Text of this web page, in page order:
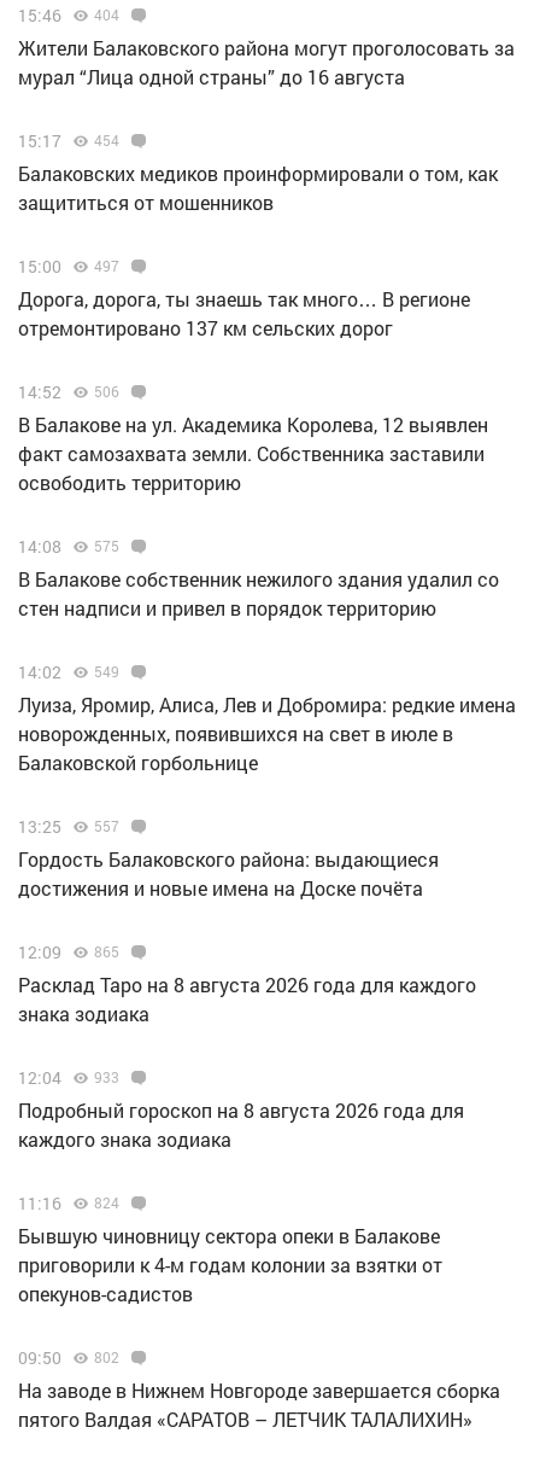
15:46 404
Жители Балаковского района могут проголосовать за
мурал “Лица одной страны” до 16 августа
15:17 454
Балаковских медиков проинформировали о том, как
защититься от мошенников
15:00 497
Дорога, дорога, ты знаешь так много… В регионе
отремонтировано 137 км сельских дорог
14:52 506
В Балакове на ул. Академика Королева, 12 выявлен
факт самозахвата земли. Собственника заставили
освободить территорию
14:08 575
В Балакове собственник нежилого здания удалил со
стен надписи и привел в порядок территорию
14:02 549
Луиза, Яромир, Алиса, Лев и Добромира: редкие имена
новорожденных, появившихся на свет в июле в
Балаковской горбольнице
13:25 557
Гордость Балаковского района: выдающиеся
достижения и новые имена на Доске почёта
12:09 865
Расклад Таро на 8 августа 2026 года для каждого
знака зодиака
12:04 933
Подробный гороскоп на 8 августа 2026 года для
каждого знака зодиака
11:16 824
Бывшую чиновницу сектора опеки в Балакове
приговорили к 4-м годам колонии за взятки от
опекунов-садистов
09:50 802
Н️а заводе в Нижнем Новгороде завершается сборка
пятого Валдая «САРАТОВ – ЛЕТЧИК ТАЛАЛИХИН»